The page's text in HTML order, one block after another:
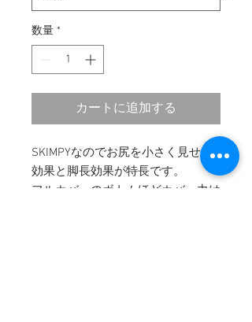
数量 *
カートに追加する
SKIMPYなのでお尻を小さく見せる
効果と脚長効果が特長です。
フルカバーのボトムほどカバー力は